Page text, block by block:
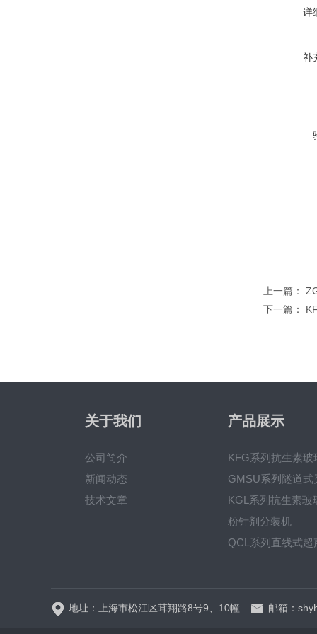
详
补
上一篇：
下一篇：
关于我们
公司简介
新闻动态
技术文章
产品展示
粉针剂分装机
地址：上海市松江区茸翔路8号9、10幢 邮箱：